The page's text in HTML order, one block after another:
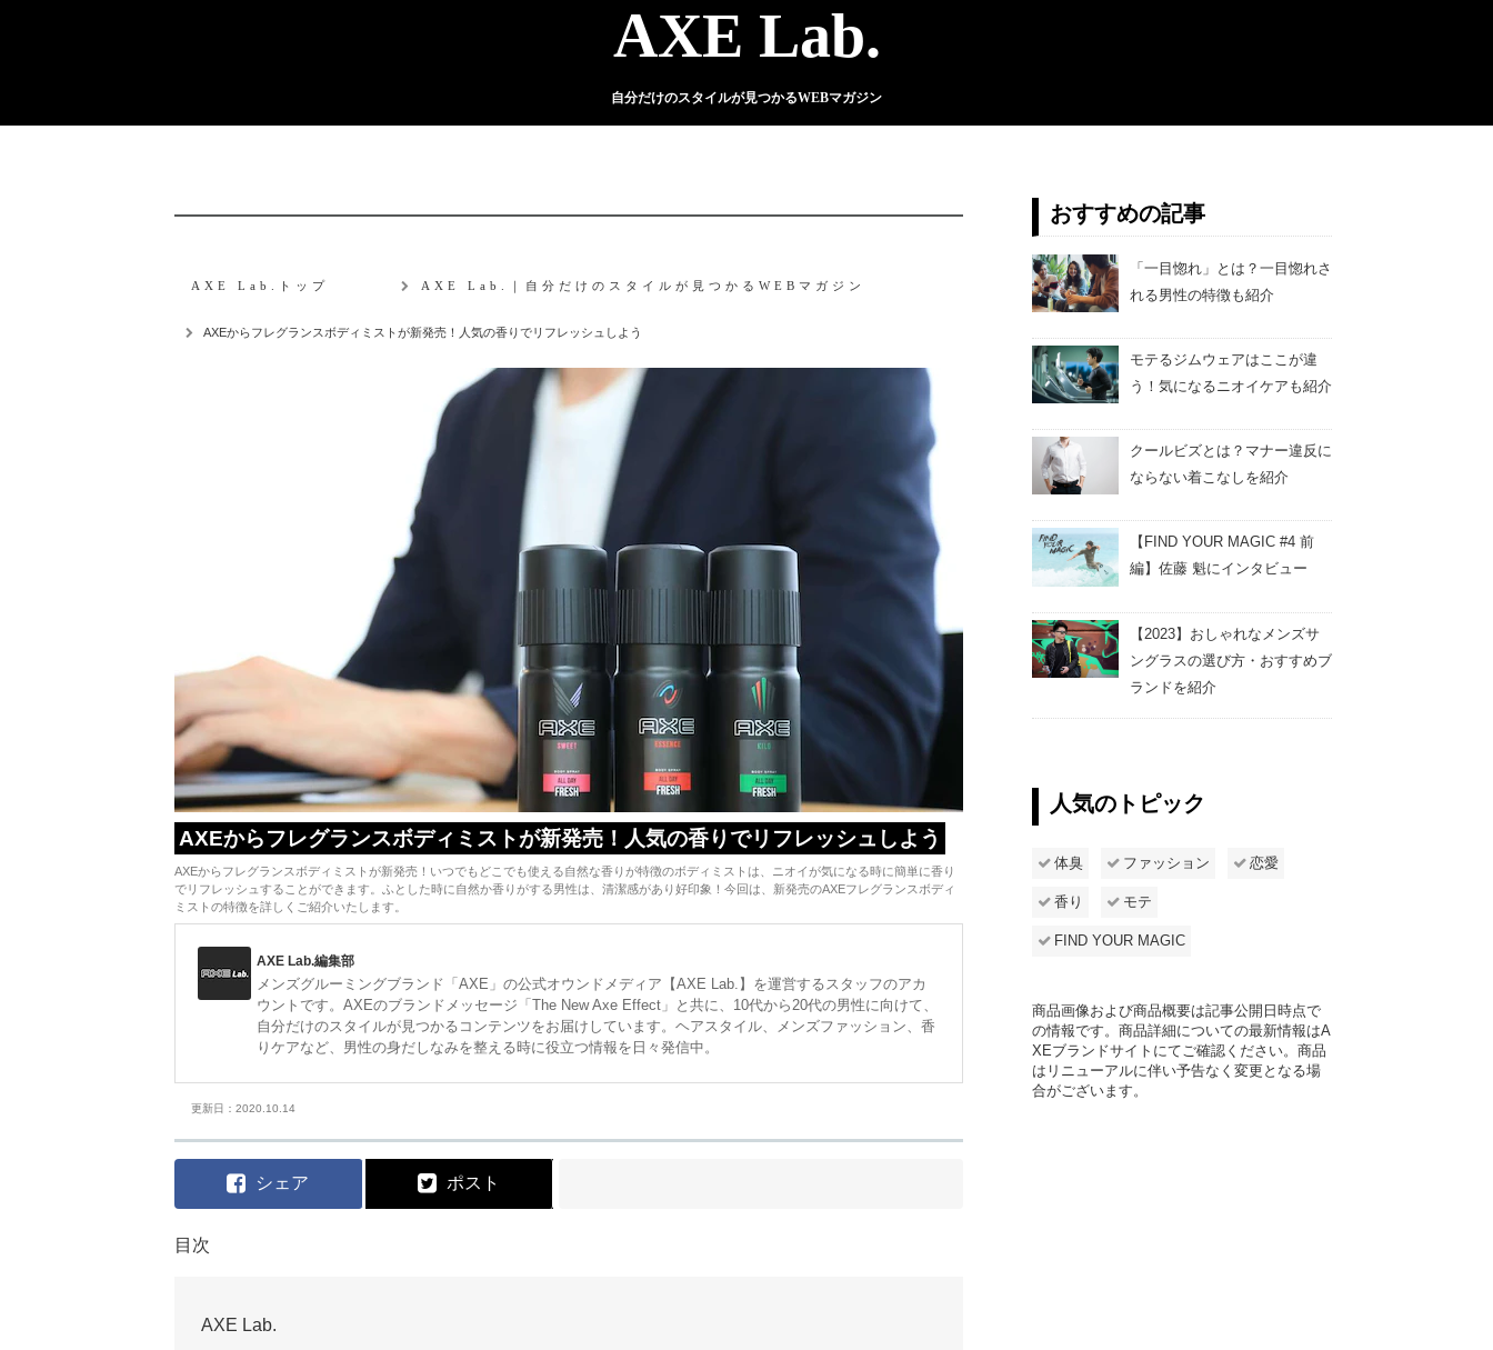
AXE Lab.
自分だけのスタイルが見つかるWEBマガジン
AXE Lab.トップ AXE Lab.｜自分だけのスタイルが見つかるWEBマガジン
AXEからフレグランスボディミストが新発売！人気の香りでリフレッシュしよう
AXEからフレグランスボディミストが新発売！人気の香りでリフレッシュしよう
AXEからフレグランスボディミストが新発売！いつでもどこでも使える自然な香りが特徴のボディミストは、ニオイが気になる時に簡単に香り
でリフレッシュすることができます。ふとした時に自然か香りがする男性は、清潔感があり好印象！今回は、新発売のAXEフレグランスボディ
ミストの特徴を詳しくご紹介いたします。
AXE Lab.編集部
メンズグルーミングブランド「AXE」の公式オウンドメディア【AXE Lab.】を運営するスタッフのアカ
ウントです。AXEのブランドメッセージ「The New Axe Effect」と共に、10代から20代の男性に向けて、
自分だけのスタイルが見つかるコンテンツをお届けしています。ヘアスタイル、メンズファッション、香
りケアなど、男性の身だしなみを整える時に役立つ情報を日々発信中。
更新日：2020.10.14
シェア ポスト
目次
AXE Lab.
おすすめの記事
「一目惚れ」とは？一目惚れさ
れる男性の特徴も紹介
モテるジムウェアはここが違
う！気になるニオイケアも紹介
クールビズとは？マナー違反に
ならない着こなしを紹介
【FIND YOUR MAGIC #4 前
編】佐藤 魁にインタビュー
【2023】おしゃれなメンズサ
ングラスの選び方・おすすめブ
ランドを紹介
人気のトピック
体臭 ファッション 恋愛
香り モテ
FIND YOUR MAGIC
商品画像および商品概要は記事公開日時点で
の情報です。商品詳細についての最新情報はA
XEブランドサイトにてご確認ください。商品
はリニューアルに伴い予告なく変更となる場
合がございます。